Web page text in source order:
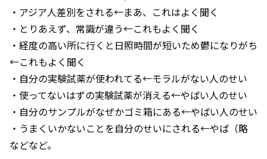
・アジア人差別をされる←まあ、これはよく聞く
・とりあえず、常識が違う←これもよく聞く
・経度の高い所に行くと日照時間が短いため鬱になりがち
←これもよく聞く
・自分の実験試薬が使われてる←モラルがない人のせい
・使ってないはずの実験試薬が消える←やばい人のせい
・自分のサンプルがなぜかゴミ箱にある←やばい人のせい
・うまくいかないことを自分のせいにされる←やば（略
などなど。